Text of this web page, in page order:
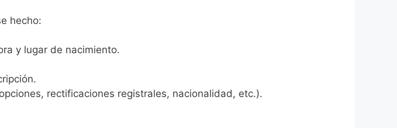
hecho:
y lugar de nacimiento.
rectificaciones registrales, nacionalidad, etc.).